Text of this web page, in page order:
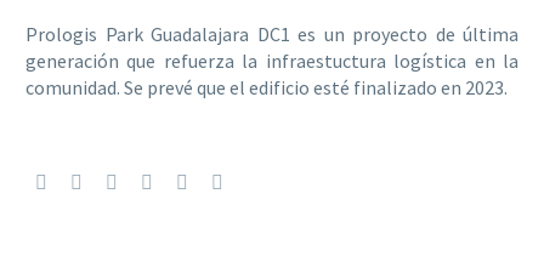
Prologis Park Guadalajara DC1 es un proyecto de última
generación que refuerza la infraestuctura logística en la
comunidad. Se prevé que el edificio esté finalizado en 2023.